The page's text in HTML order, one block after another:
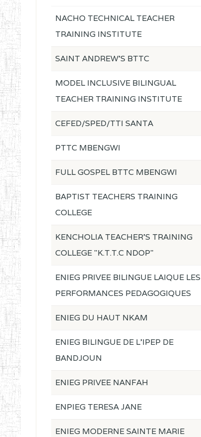
NACHO TECHNICAL TEACHER
TRAINING INSTITUTE
SAINT ANDREW'S BTTC
MODEL INCLUSIVE BILINGUAL
TEACHER TRAINING INSTITUTE
CEFED/SPED/TTI SANTA
PTTC MBENGWI
FULL GOSPEL BTTC MBENGWI
BAPTIST TEACHERS TRAINING
COLLEGE
KENCHOLIA TEACHER'S TRAINING
COLLEGE "K.T.T.C NDOP"
ENIEG PRIVEE BILINGUE LAIQUE LES
PERFORMANCES PEDAGOGIQUES
ENIEG DU HAUT NKAM
ENIEG BILINGUE DE L'IPEP DE
BANDJOUN
ENIEG PRIVEE NANFAH
ENPIEG TERESA JANE
ENIEG MODERNE SAINTE MARIE